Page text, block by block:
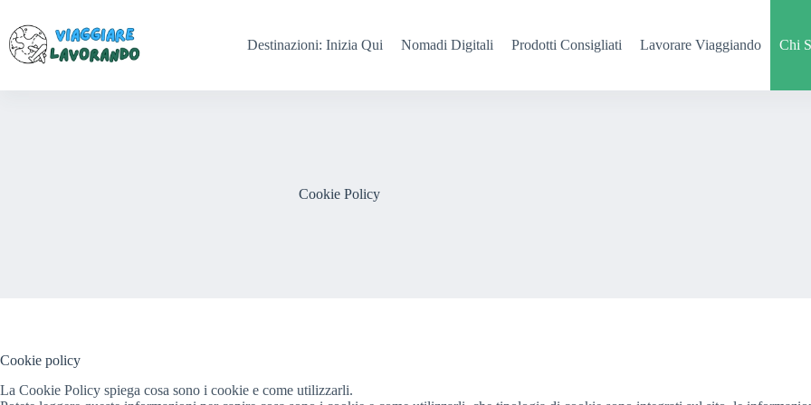
contenuto
Destinazioni: Inizia Qui Nomadi Digitali Prodotti Consigliati Lavorare Viaggiando Chi
Cookie Policy
Cookie policy
La Cookie Policy spiega cosa sono i cookie e come utilizzarli.